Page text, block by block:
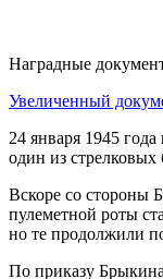
Наградные
Увеличенный
24 января 1945
один из стрелковых
Вскоре со стороны
пулеметной роты
но те продолжили
По приказу